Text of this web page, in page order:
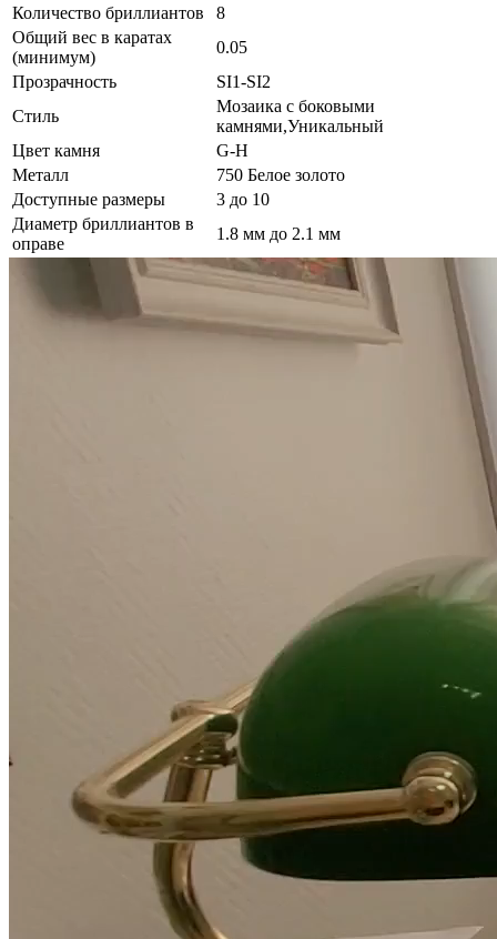
Количество бриллиантов
8
Общий вес в каратах
(минимум)
0.05
Прозрачность
SI1-SI2
Стиль
Мозаика с боковыми
камнями,Уникальный
Цвет камня
G-H
Металл
750 Белое золото
Доступные размеры
3 до 10
Диаметр бриллиантов в
оправе
1.8 мм до 2.1 мм